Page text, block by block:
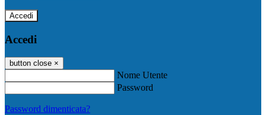
Accedi
Accedi
button close ×
Nome Utente
Password
Password dimenticata?